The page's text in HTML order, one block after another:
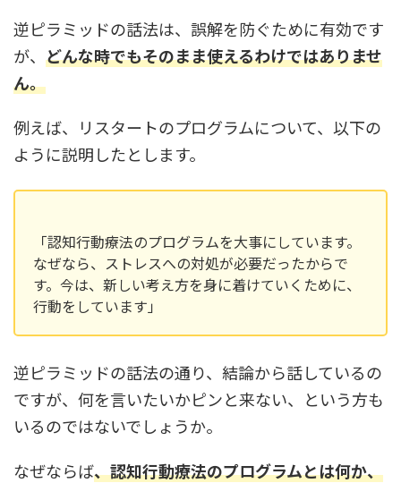
逆ピラミッドの話法は、誤解を防ぐために有効です
が、 どんな時でもそのまま使えるわけではありませ
ん。
例えば、リスタートのプログラムについて、以下の
ように説明したとします。
「認知行動療法のプログラムを大事にしています。
なぜなら、ストレスへの対処が必要だったからで
す。今は、新しい考え方を身に着けていくために、
行動をしています」
逆ピラミッドの話法の通り、結論から話しているの
ですが、何を言いたいかピンと来ない、という方も
いるのではないでしょうか。
なぜならば、認知行動療法のプログラムとは何か、